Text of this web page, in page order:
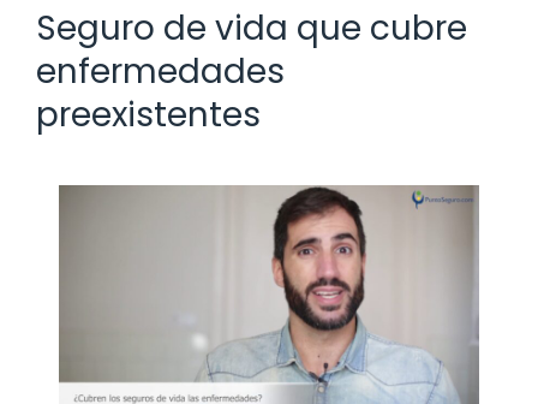
Seguro de vida que cubre
enfermedades
preexistentes